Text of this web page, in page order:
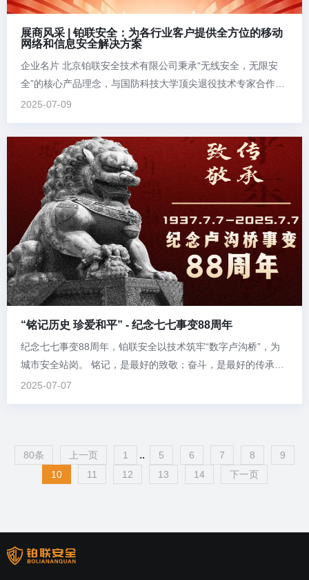
展商风采 | 铂联安全：为各行业客户提供全方位的移动
网络和信息安全解决方案
企业名片 北京铂联安全技术有限公司秉承“无线安全，无限安
全”的核心产品理念，与国防科技大学顶尖退役技术专家合作，
依托其核心技术和广泛的产业生态合作，在长沙、大连、上海
络防御、时空信息安全防护、移动智能终端管控、工业物联网
以及移动通讯安全等领...
2025-07-09
“铭记历史 珍爱和平” - 纪念七七事变88周年
纪念七七事变88周年，铂联安全以技术筑牢“数字卢沟桥”，为
城市安全站岗。 铭记，是最好的致敬；奋斗，是最好的传承！
2025-07-07
80条 上一页 1 .. 5 6 7 8
9
10
11 12 13 14 下一页